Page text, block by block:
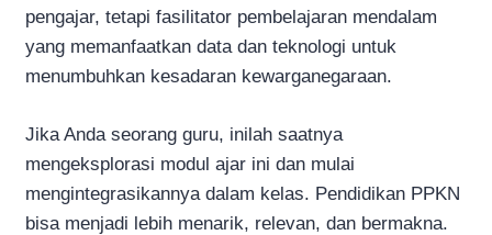
pengajar, tetapi fasilitator pembelajaran mendalam
yang memanfaatkan data dan teknologi untuk
menumbuhkan kesadaran kewarganegaraan.
Jika Anda seorang guru, inilah saatnya
mengeksplorasi modul ajar ini dan mulai
mengintegrasikannya dalam kelas. Pendidikan PPKN
bisa menjadi lebih menarik, relevan, dan bermakna.